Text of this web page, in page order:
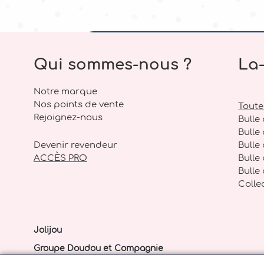
24 RUE DES MARCHES
France
AMBIANCE CAMPAGNE
47 RUE SAINT PIERRE
27290 MONTFORT SUR RISLE
ANTAN PRESENT DECO
ARTS ET CREATIONS
ZI DU TUC
Qui sommes-nous ?
Notre marque
Nos points de vente
Rejoignez-nous
Devenir revendeur
ACCÈS PRO
Jolijou
Groupe Doudou et Compagnie
Bulle
Bulle
Bulle
Bulle
Bulle